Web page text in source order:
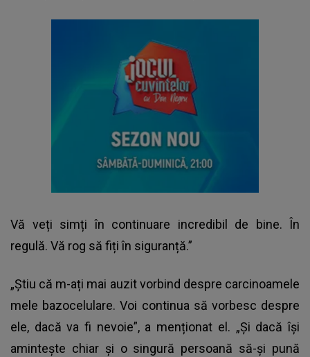
Vă veți simți în continuare incredibil de bine. În
regulă. Vă rog să fiți în siguranță.”
„Știu că m-ați mai auzit vorbind despre carcinoamele
mele bazocelulare. Voi continua să vorbesc despre
ele, dacă va fi nevoie”, a menționat el. „Și dacă își
amintește chiar și o singură persoană să-și pună